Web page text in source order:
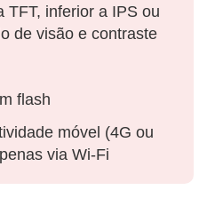
TFT, inferior a IPS ou
de visão e contraste
flash
móvel (4G ou
via Wi-Fi